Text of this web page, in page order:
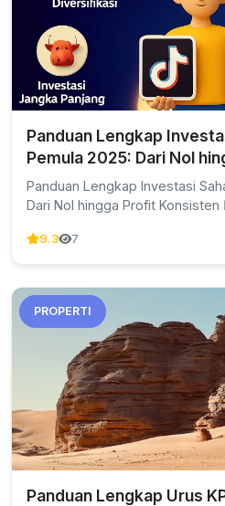
Panduan Lengkap
Pemula 2025: Dari Nol
Panduan Lengkap Investasi
Dari Nol hingga Profit Konsisten
9.3 7
PROPERTI
Panduan Lengkap Urus